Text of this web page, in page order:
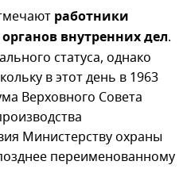
работники
внутренних дел.
статуса, однако
в этот день в 1963
Верховного Совета
Министерству охраны
переименованному